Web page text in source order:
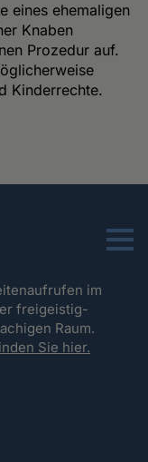
eines ehemaligen
Knaben
Prozedur auf.
Kinderrechte.
Menu
im
freigeistig-
Raum.
Sie hier.